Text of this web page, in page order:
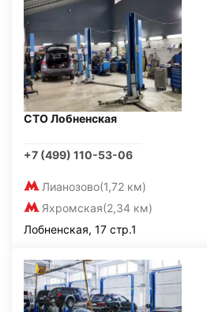
СТО Лобненская
+7 (499) 110-53-06
Лианозово(1,72 км)
Яхромская(2,34 км)
Лобненская, 17 стр.1